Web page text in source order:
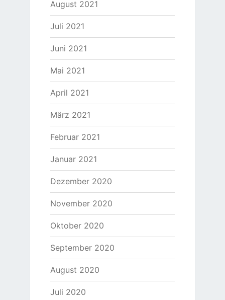
August 2021
Juli 2021
Juni 2021
Mai 2021
April 2021
März 2021
Februar 2021
Januar 2021
Dezember 2020
November 2020
Oktober 2020
September 2020
August 2020
Juli 2020